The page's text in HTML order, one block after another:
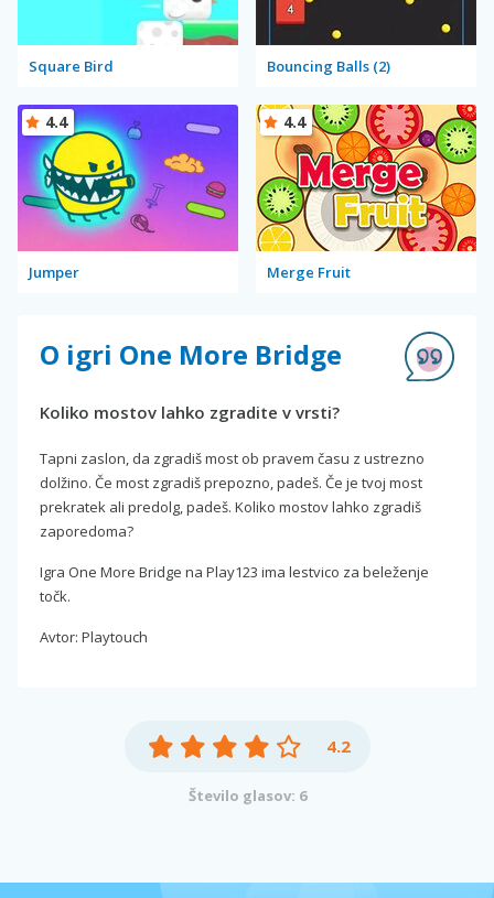
Square Bird Bouncing Balls (2)
Jumper
4.4
Merge Fruit
4.4
O igri One More Bridge
Koliko mostov lahko zgradite v vrsti?
Tapni zaslon, da zgradiš most ob pravem času z ustrezno
dolžino. Če most zgradiš prepozno, padeš. Če je tvoj most
prekratek ali predolg, padeš. Koliko mostov lahko zgradiš
zaporedoma?
Igra One More Bridge na Play123 ima lestvico za beleženje
točk.
Avtor: Playtouch
4.2
Število glasov: 6